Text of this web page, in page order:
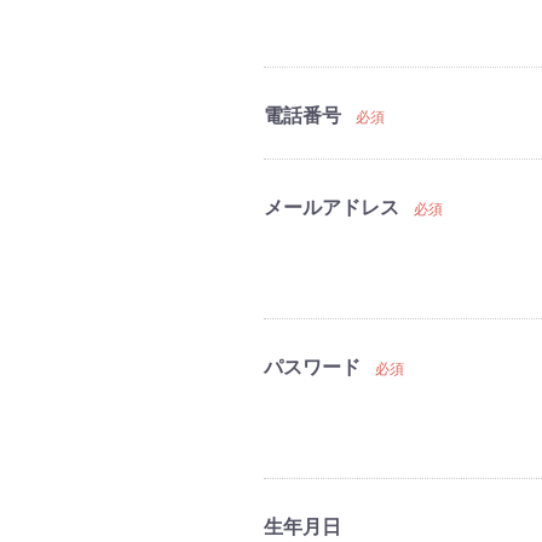
電話番号 必須
メールアドレス 必須
パスワード 必須
生年月日